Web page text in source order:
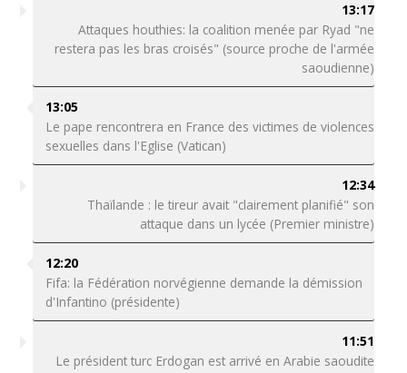
13:17
Attaques houthies: la coalition menée par Ryad "ne
restera pas les bras croisés" (source proche de l'armée
saoudienne)
13:05
Le pape rencontrera en France des victimes de violences
sexuelles dans l'Eglise (Vatican)
12:34
Thaïlande : le tireur avait "clairement planifié" son
attaque dans un lycée (Premier ministre)
12:20
Fifa: la Fédération norvégienne demande la démission
d'Infantino (présidente)
11:51
Le président turc Erdogan est arrivé en Arabie saoudite